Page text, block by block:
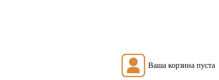
Ваша корзина пуста